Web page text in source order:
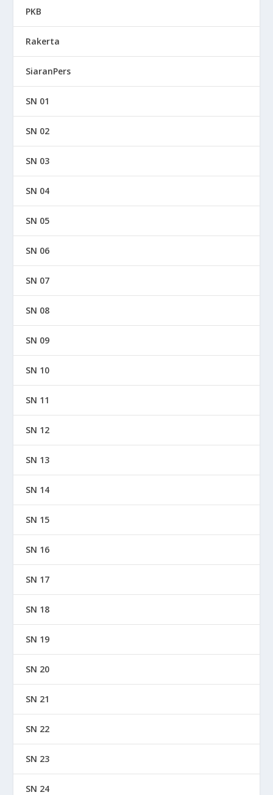
PKB
Rakerta
SiaranPers
SN 01
SN 02
SN 03
SN 04
SN 05
SN 06
SN 07
SN 08
SN 09
SN 10
SN 11
SN 12
SN 13
SN 14
SN 15
SN 16
SN 17
SN 18
SN 19
SN 20
SN 21
SN 22
SN 23
SN 24